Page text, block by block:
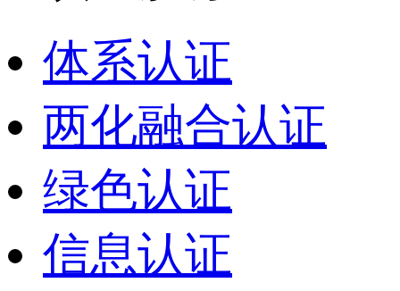
体系认证
两化融合认证
绿色认证
信息认证